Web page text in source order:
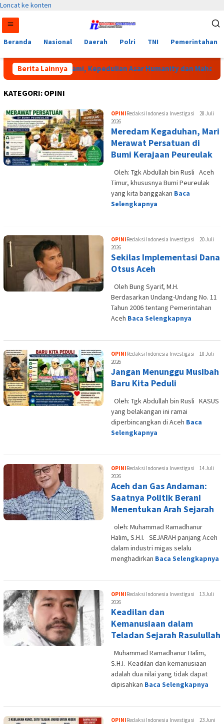
Loncat ke konten
Beranda Nasional Daerah Polri TNI Pemerintahan
Berita Lainnya
Bustanus Salami, Kepedulian Asar Humanity dan Mahasiswa
KATEGORI: OPINI
OPINIRedaksi Indonesia Investigasi
28 Juli
2026
Meredam Kegaduhan, Mari
Merawat Persatuan di
Bumi Kerajaan Peureulak
Oleh: Tgk Abdullah bin Rusli Aceh
Timur, khususnya Bumi Peureulak
yang kita banggakan Baca
Selengkapnya
OPINIRedaksi Indonesia Investigasi
20 Juli
2026
Sekilas Implementasi Dana
Otsus Aceh
Oleh Bung Syarif, M.H.
Berdasarkan Undang-Undang No. 11
Tahun 2006 tentang Pemerintahan
Aceh Baca Selengkapnya
OPINIRedaksi Indonesia Investigasi
18 Juli
2026
Jangan Menunggu Musibah
Baru Kita Peduli
Oleh: Tgk Abdullah bin Rusli KASUS
yang belakangan ini ramai
diperbincangkan di Aceh Baca
Selengkapnya
OPINIRedaksi Indonesia Investigasi
14 Juli
2026
Aceh dan Gas Andaman:
Saatnya Politik Berani
Menentukan Arah Sejarah
oleh: Muhammad Ramadhanur
Halim, S.H.I. SEJARAH panjang Aceh
dalam industri migas selalu
menghadirkan Baca Selengkapnya
OPINIRedaksi Indonesia Investigasi
13 Juli
2026
Keadilan dan
Kemanusiaan dalam
Teladan Sejarah Rasulullah
Muhammad Ramadhanur Halim,
S.H.I. Keadilan dan kemanusiaan
adalah dua nilai yang tidak dapat
dipisahkan Baca Selengkapnya
OPINIRedaksi Indonesia Investigasi
23 Juni